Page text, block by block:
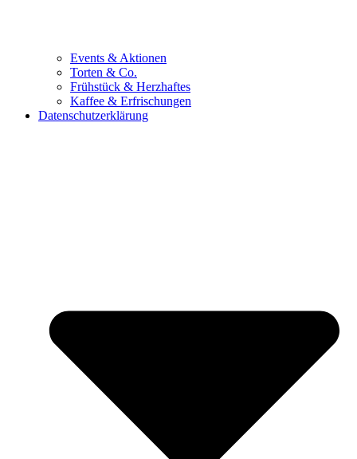
Events & Aktionen
Torten & Co.
Frühstück & Herzhaftes
Kaffee & Erfrischungen
Datenschutzerklärung